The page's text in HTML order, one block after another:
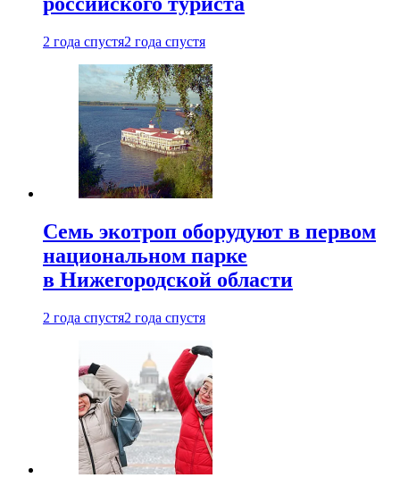
2 года спустя2 года спустя
Семь экотроп оборудуют в первом
национальном парке
в Нижегородской области
2 года спустя2 года спустя